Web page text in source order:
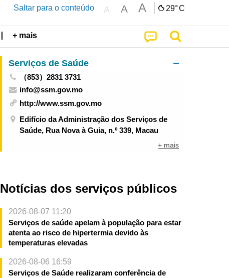
Saltar para o conteúdo A A A 29°C
+ mais
Serviços de Saúde
（853）2831 3731
info@ssm.gov.mo
http://www.ssm.gov.mo
Edifício da Administração dos Serviços de
Saúde, Rua Nova à Guia, n.º 339, Macau
+ mais
Notícias dos serviços públicos
2026-08-07 11:20
Serviços de saúde apelam à população para estar
atenta ao risco de hipertermia devido às
temperaturas elevadas
2026-08-06 16:59
Serviços de Saúde realizaram conferência de